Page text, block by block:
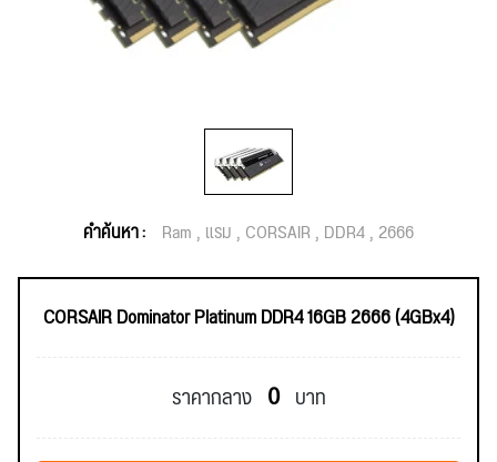
คำค้นหา : Ram แรม CORSAIR DDR4 2666
CORSAIR Dominator Platinum DDR4 16GB 2666 (4GBx4)
ราคากลาง 0 บาท